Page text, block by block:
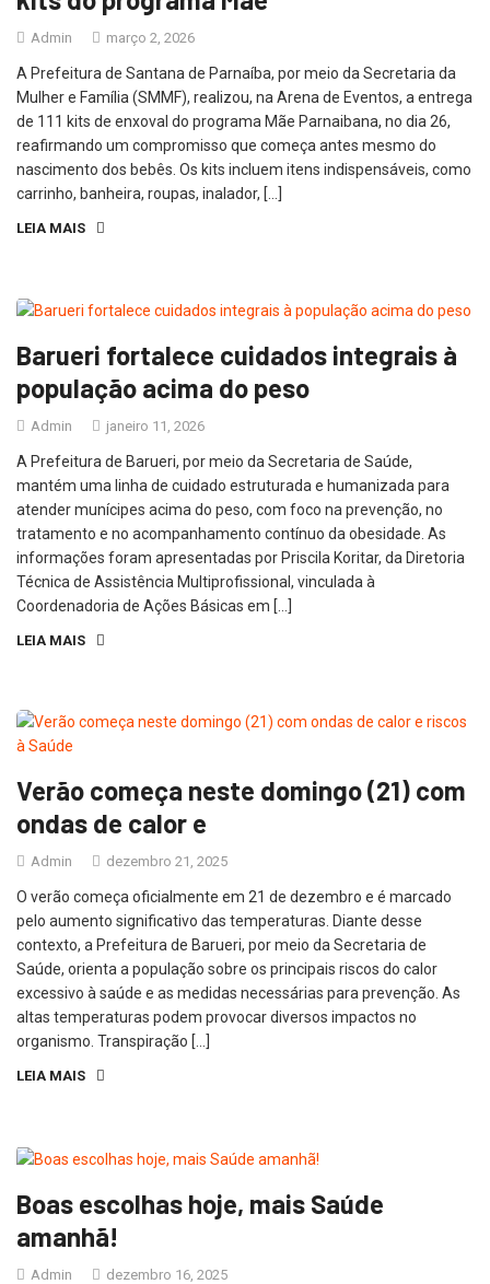
Admin março 2, 2026
A Prefeitura de Santana de Parnaíba, por meio da Secretaria da
Mulher e Família (SMMF), realizou, na Arena de Eventos, a entrega
de 111 kits de enxoval do programa Mãe Parnaibana, no dia 26,
reafirmando um compromisso que começa antes mesmo do
nascimento dos bebês. Os kits incluem itens indispensáveis, como
carrinho, banheira, roupas, inalador, […]
LEIA MAIS
Barueri fortalece cuidados integrais à
população acima do peso
Admin janeiro 11, 2026
A Prefeitura de Barueri, por meio da Secretaria de Saúde,
mantém uma linha de cuidado estruturada e humanizada para
atender munícipes acima do peso, com foco na prevenção, no
tratamento e no acompanhamento contínuo da obesidade. As
informações foram apresentadas por Priscila Koritar, da Diretoria
Técnica de Assistência Multiprofissional, vinculada à
Coordenadoria de Ações Básicas em […]
LEIA MAIS
Verão começa neste domingo (21) com
ondas de calor e
Admin dezembro 21, 2025
O verão começa oficialmente em 21 de dezembro e é marcado
pelo aumento significativo das temperaturas. Diante desse
contexto, a Prefeitura de Barueri, por meio da Secretaria de
Saúde, orienta a população sobre os principais riscos do calor
excessivo à saúde e as medidas necessárias para prevenção. As
altas temperaturas podem provocar diversos impactos no
organismo. Transpiração […]
LEIA MAIS
Boas escolhas hoje, mais Saúde
amanhã!
Admin dezembro 16, 2025